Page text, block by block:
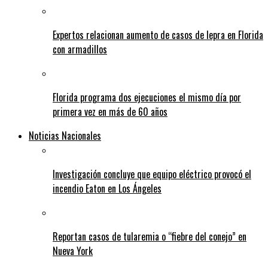
Expertos relacionan aumento de casos de lepra en Florida
con armadillos
Florida programa dos ejecuciones el mismo día por
primera vez en más de 60 años
Noticias Nacionales
Investigación concluye que equipo eléctrico provocó el
incendio Eaton en Los Ángeles
Reportan casos de tularemia o “fiebre del conejo” en
Nueva York